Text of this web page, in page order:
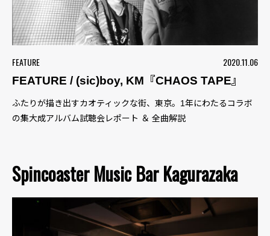
FEATURE
2020.11.06
FEATURE / (sic)boy, KM『CHAOS TAPE』
ふたりが描き出すカオティックな街、東京。1年にわたるコラボ
の集大成アルバム試聴会レポート ＆ 全曲解説
Spincoaster Music Bar Kagurazaka